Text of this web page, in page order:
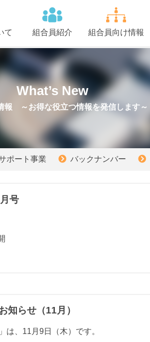
て 組合員紹介 組合員向け情報
What’s New
報 ～お得な役立つ情報を発信します～
ポート事業 バックナンバー
号
知らせ（11月）
は、11月9日（木）です。